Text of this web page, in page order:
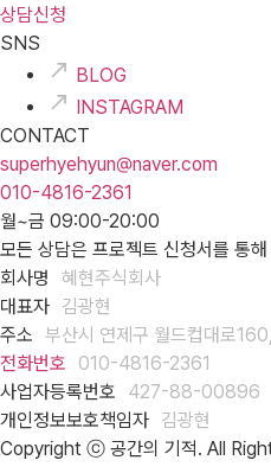
상담신청
SNS
BLOG
INSTAGRAM
CONTACT
superhyehyun@naver.com
010-4816-2361
월~금 09:00-20:00
모든 상담은 프로젝트 신청서를 통
회사명
혜현주식회사
대표자 김광현
주소 부산시 연제구 월드컵대로
전화번호
010-4816-2361
사업자등록번호
427-88-00896
개인정보보호책임자 김광현
Copyright ⓒ 공간의 기적. All